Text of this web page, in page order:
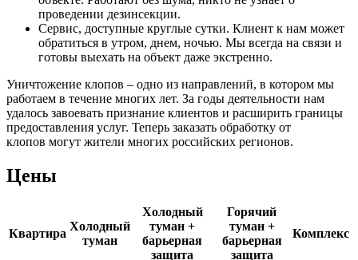
проведении дезинсекции.
Сервис, доступные круглые сутки. Клиент к нам может
обратиться в утром, днем, ночью. Мы всегда на связи и
готовы выехать на объект даже экстренно.
Уничтожение клопов – одно из направлений, в котором мы
работаем в течение многих лет. За годы деятельности нам
удалось завоевать признание клиентов и расширить границы
предоставления услуг. Теперь заказать обработку от
клопов могут жители многих российских регионов.
Цены
Квартира
Холодный
туман
Холодный
туман +
барьерная
защита
Горячий
туман +
барьерная
защита
Комплекс